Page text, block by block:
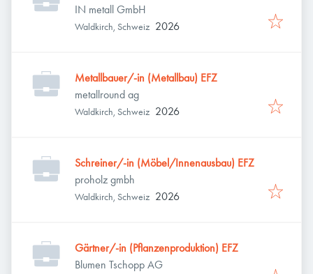
IN metall GmbH
Waldkirch, Schweiz 2026
Metallbauer/-in (Metallbau) EFZ
metallround ag
Waldkirch, Schweiz 2026
Schreiner/-in (Möbel/Innenausbau) EFZ
proholz gmbh
Waldkirch, Schweiz 2026
Gärtner/-in (Pflanzenproduktion) EFZ
Blumen Tschopp AG